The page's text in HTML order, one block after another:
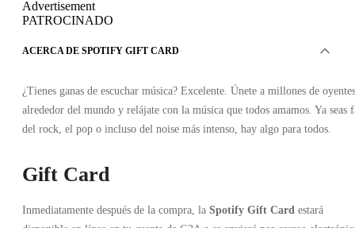
Advertisement
PATROCINADO
ACERCA DE SPOTIFY GIFT CARD
¿Tienes ganas de escuchar música? Excelente. Únete a millones de oyentes
alrededor del mundo y relájate con la música que todos amamos. Ya seas
del rock, el pop o incluso del noise más intenso, hay algo para todos.
Gift Card
Inmediatamente después de la compra, la Spotify Gift Card estará